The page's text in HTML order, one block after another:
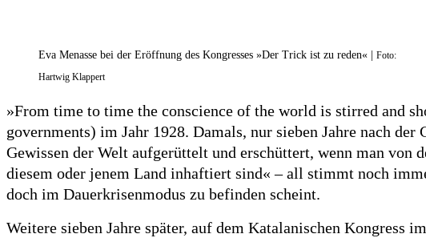
Eva Menasse bei der Eröffnung des Kongresses »Der Trick ist zu reden« | Foto:
Hartwig Klappert
»From time to time the conscience of the world is stirred and
governments) im Jahr 1928. Damals, nur sieben Jahre nach
Gewissen der Welt aufgerüttelt und erschüttert, wenn man von
diesem oder jenem Land inhaftiert sind« – all stimmt noch
doch im Dauerkrisenmodus zu befinden scheint.
Weitere sieben Jahre später, auf dem Katalanischen Kongress